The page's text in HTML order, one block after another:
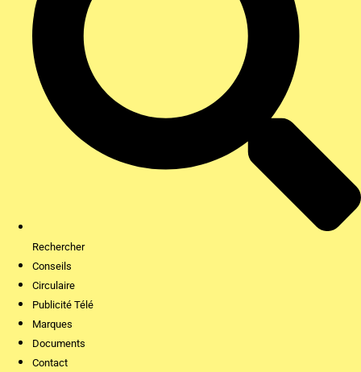
Rechercher
Conseils
Circulaire
Publicité Télé
Marques
Documents
Contact